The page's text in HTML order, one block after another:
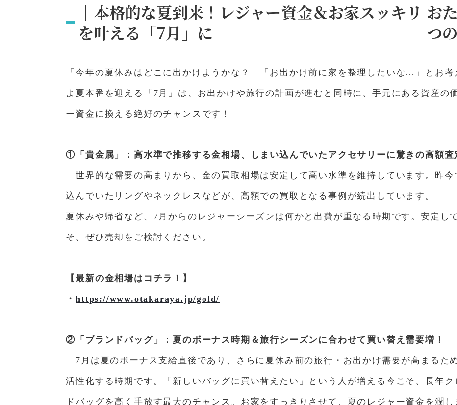
｜本格的な夏到来！レジャー資金＆お家スッキリ
を叶える「7月」に
お
つ
「今年の夏休みはどこに出かけようかな？」「お出かけ前に家を整理したいな…」とお
よ夏本番を迎える「7月」は、お出かけや旅行の計画が進むと同時に、手元にある資産の
ー資金に換える絶好のチャンスです！
①「貴金属」：高水準で推移する金相場、しまい込んでいたアクセサリーに驚きの高額査
世界的な需要の高まりから、金の買取相場は安定して高い水準を維持しています。昨
込んでいたリングやネックレスなどが、高額での買取となる事例が続出しています。
夏休みや帰省など、7月からのレジャーシーズンは何かと出費が重なる時期です。安定し
そ、ぜひ売却をご検討ください。
【最新の金相場はコチラ！】
・https://www.otakaraya.jp/gold/
②「ブランドバッグ」：夏のボーナス時期＆旅行シーズンに合わせて買い替え需要増！
7月は夏のボーナス支給直後であり、さらに夏休み前の旅行・お出かけ需要が高まるた
活性化する時期です。「新しいバッグに買い替えたい」という人が増える今こそ、長年
ドバッグを高く手放す最大のチャンス。お家をすっきりさせて、夏のレジャー資金を潤し